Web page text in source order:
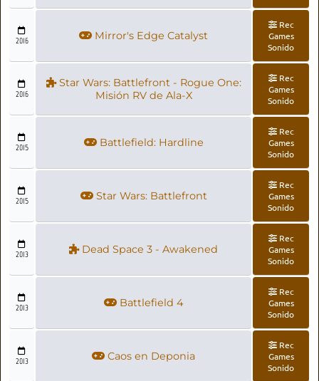
2016 Mirror's Edge Catalyst
Rec
Games
Sonido
2016
Star Wars: Battlefront - Rogue One:
Misión RV de Ala-X
Rec
Games
Sonido
2015 Battlefield: Hardline
Rec
Games
Sonido
2015 Star Wars: Battlefront
Rec
Games
Sonido
2013 Dead Space 3 - Awakened
Rec
Games
Sonido
2013 Battlefield 4
Rec
Games
Sonido
2013 Caos en Deponia
Rec
Games
Sonido